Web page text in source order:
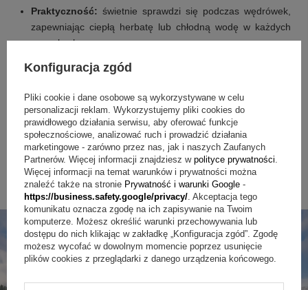
Praktyczność: świetnie sprawdzi się podczas wędrówek,
zapewniając ciepłą herbatę lub chłodną wodę w każdych
warunkach.
gór sprawi, że butelka będzie wyjątkowa.
wygląd czynią ją nie tylko funkcjonalnym, ale i stylowym
gadżetem.
Butelka termiczna Air Gifts 500 ml z nadrukiem UV
idealny prezent dla każdego, kto kocha górskie przygody i
ceni praktyczne, a zarazem piękne przedmioty. Spraw, by
każdy łyk napoju w górach przypominał o Twoim
wyjątkowym geście!
Konfiguracja zgód
Pliki cookie i dane osobowe są wykorzystywane w celu
personalizacji reklam. Wykorzystujemy pliki cookies do
prawidłowego działania serwisu, aby oferować funkcje
społecznościowe, analizować ruch i prowadzić działania
marketingowe - zarówno przez nas, jak i naszych Zaufanych
Partnerów. Więcej informacji znajdziesz w polityce prywatności
Więcej informacji na temat warunków i prywatności można
znaleźć także na stronie Prywatność i warunki Google -
https://business.safety.google/privacy/ . Akceptacja tego
komunikatu oznacza zgodę na ich zapisywanie na Twoim
komputerze. Możesz określić warunki przechowywania lub
dostępu do nich klikając w zakładkę „Konfiguracja zgód”. Zgodę
możesz wycofać w dowolnym momencie poprzez usunięcie
plików cookies z przeglądarki z danego urządzenia końcowego.